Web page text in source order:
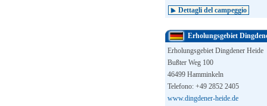
Dettagli del campeggio
Erholungsgebiet
Erholungsgebiet Dingdener Heide
Bußter Weg 100
46499 Hamminkeln
Telefono: +49 2852 2405
www.dingdener-heide.de